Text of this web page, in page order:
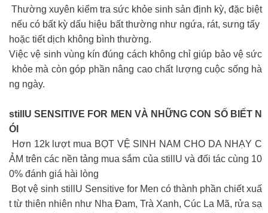
Thường xuyên kiểm tra sức khỏe sinh sản định kỳ, đặc biệt
nếu có bất kỳ dấu hiệu bất thường như ngứa, rát, sưng tấy
hoặc tiết dịch không bình thường.
Việc vệ sinh vùng kín đúng cách không chỉ giúp bảo vệ sức
khỏe mà còn góp phần nâng cao chất lượng cuộc sống hà
ng ngày.
stillU SENSITIVE FOR MEN VÀ NHỮNG CON SỐ BIẾT N
ÓI
Hơn 12k lượt mua BỌT VỆ SINH NAM CHO DA NHẠY C
ẢM trên các nền tảng mua sắm của stillU và đối tác cùng 10
0% đánh giá hài lòng
Bọt vệ sinh stillU Sensitive for Men có thành phần chiết xuấ
t từ thiên nhiên như Nha Đam, Trà Xanh, Cúc La Mã, rửa sạ